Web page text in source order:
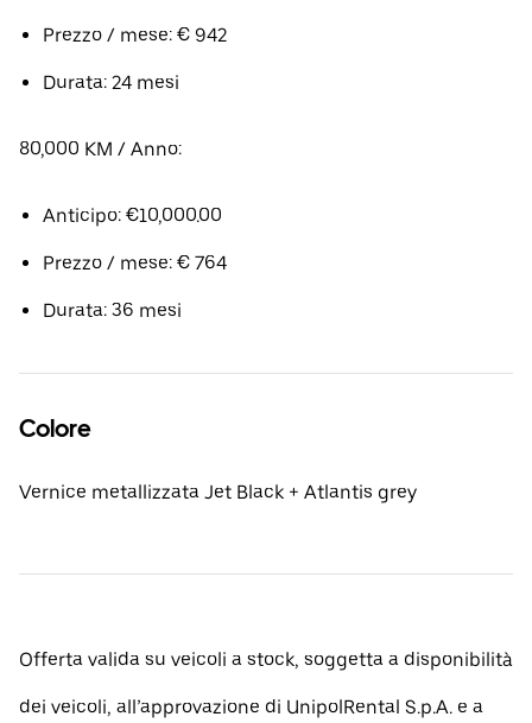
Prezzo / mese: € 942
Durata: 24 mesi
80,000 KM / Anno:
Anticipo: €10,000.00
Prezzo / mese: € 764
Durata: 36 mesi
Colore
Vernice metallizzata Jet Black + Atlantis grey
Offerta valida su veicoli a stock, soggetta a disponibilità
dei veicoli, all’approvazione di UnipolRental S.p.A. e a